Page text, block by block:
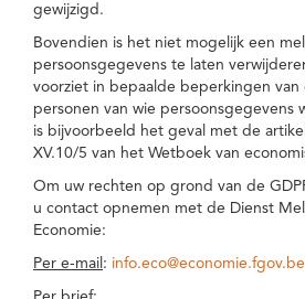
gewijzigd.
Bovendien is het niet mogelijk een
persoonsgegevens te laten
voorziet in bepaalde beperkingen van
personen van wie persoonsgegevens
is bijvoorbeeld het geval met de
XV.10/5 van het Wetboek van
Om uw rechten op grond van de
u contact opnemen met de Dienst
Economie:
Per e-mail : info.eco@economie.fgov.be